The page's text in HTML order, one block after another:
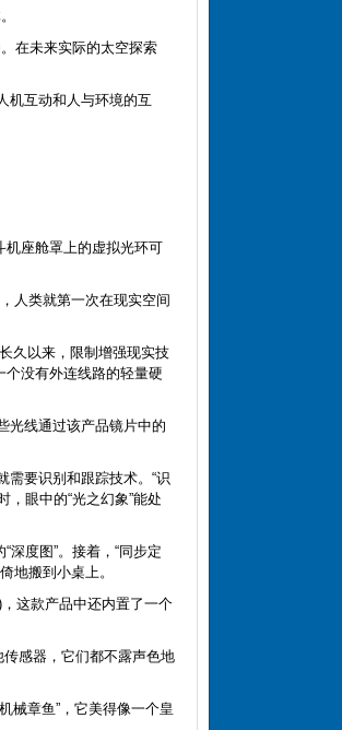
在未来实际的太空探索
机互动和人与环境的互
座舱罩上的虚拟光环可
人类就第一次在现实空间
久以来，限制增强现实技
没有外连线路的轻量硬
光线通过该产品镜片中的
需要识别和跟踪技术。“识
眼中的“光之幻象”能处
度图”。接着，“同步定
地搬到小桌上。
这款产品中还内置了一个
传感器，它们都不露声色地
械章鱼”，它美得像一个皇